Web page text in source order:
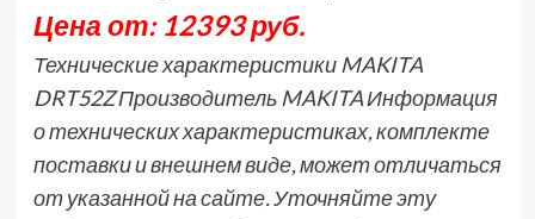
Цена от: 12393 руб.
Технические характеристики MAKITA
DRT52Z Производитель MAKITA Информация
о технических характеристиках, комплекте
поставки и внешнем виде, может отличаться
от указанной на сайте. Уточняйте эту